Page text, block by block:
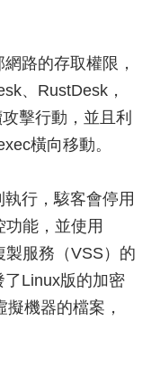
路的存取權限，
、RustDesk，
擊行動，並且利
橫向移動。
行，駭客會停用
能，並使用
製服務（VSS）的
Linux版的加密
機器的檔案，